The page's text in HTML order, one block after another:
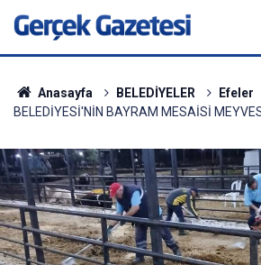
Anasayfa BELEDİYELER Efeler
BELEDİYESİ'NİN BAYRAM MESAİSİ